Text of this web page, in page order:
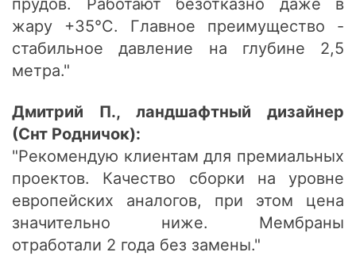
прудов. Работают безотказно даже в
жару +35°C. Главное преимущество -
стабильное давление на глубине 2,5
метра."
Дмитрий П., ландшафтный дизайнер
(Снт Родничок):
"Рекомендую клиентам для премиальных
проектов. Качество сборки на уровне
европейских аналогов, при этом цена
значительно ниже. Мембраны
отработали 2 года без замены."